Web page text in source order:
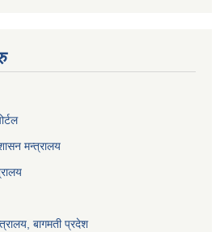
मन्त्रालय
बागमती प्रदेश